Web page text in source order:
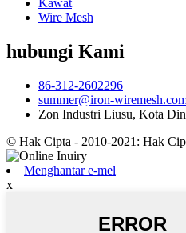
Kawat
Wire Mesh
hubungi Kami
86-312-2602296
summer@iron-
Zon Industri Liusu, Kota
© Hak Cipta - 2010-2021: Hak
Menghantar e-mel
x